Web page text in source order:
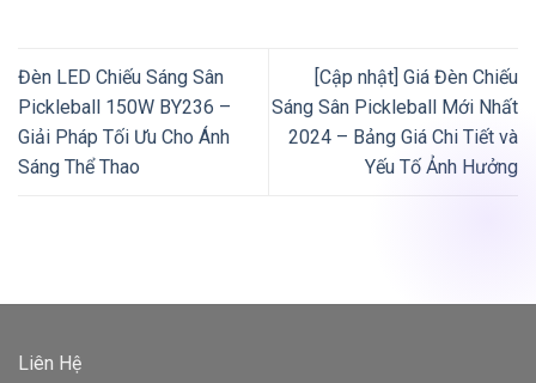
Đèn LED Chiếu Sáng Sân
Pickleball 150W BY236 –
Giải Pháp Tối Ưu Cho Ánh
Sáng Thể Thao
[Cập nhật] Giá Đèn Chiếu
Sáng Sân Pickleball Mới Nhất
2024 – Bảng Giá Chi Tiết và
Yếu Tố Ảnh Hưởng
Liên Hệ